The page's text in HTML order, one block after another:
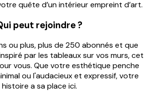
quête d’un intérieur empreint d’art.
peut rejoindre ?
ou plus, plus de 250 abonnés et que
par les tableaux sur vos murs, cet
vous. Que votre esthétique penche
ou l'audacieux et expressif, votre
histoire a sa place ici.